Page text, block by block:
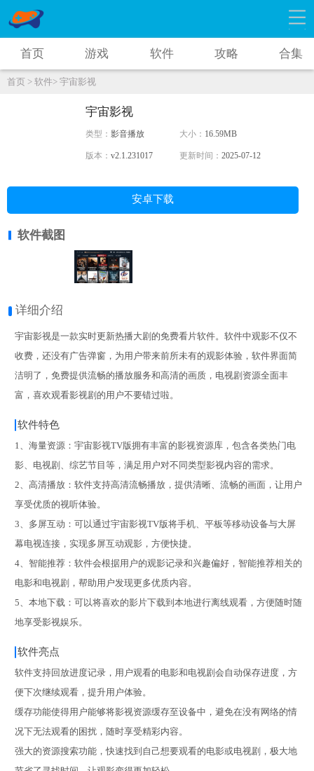
首页 游戏 软件 攻略 合集
首页 > 软件> 宇宙影视
宇宙影视
类型：影音播放 大小： 16.59MB
版本：v2.1.231017 更新时间： 2025-07-12
安卓下载
软件截图
详细介绍
宇宙影视是一款实时更新热播大剧的免费看片软件。软件中观影不仅不
收费，还没有广告弹窗，为用户带来前所未有的观影体验，软件界面简
洁明了，免费提供流畅的播放服务和高清的画质，电视剧资源全面丰
富，喜欢观看影视剧的用户不要错过啦。
软件特色
1、海量资源：宇宙影视TV版拥有丰富的影视资源库，包含各类热门电
影、电视剧、综艺节目等，满足用户对不同类型影视内容的需求。
2、高清播放：软件支持高清流畅播放，提供清晰、流畅的画面，让用户
享受优质的视听体验。
3、多屏互动：可以通过宇宙影视TV版将手机、平板等移动设备与大屏
幕电视连接，实现多屏互动观影，方便快捷。
4、智能推荐：软件会根据用户的观影记录和兴趣偏好，智能推荐相关的
电影和电视剧，帮助用户发现更多优质内容。
5、本地下载：可以将喜欢的影片下载到本地进行离线观看，方便随时随
地享受影视娱乐。
软件亮点
软件支持回放进度记录，用户观看的电影和电视剧会自动保存进度，方
便下次继续观看，提升用户体验。
缓存功能使得用户能够将影视资源缓存至设备中，避免在没有网络的情
况下无法观看的困扰，随时享受精彩内容。
强大的资源搜索功能，快速找到自己想要观看的电影或电视剧，极大地